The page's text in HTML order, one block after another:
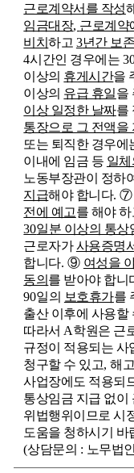
근로계약서를 작성
임금대장, 근로계약
비치하고 3년간 보
4시간인 경우에는
이상의 휴게시간을
이상의 유급 휴일을
이상 일정한 날짜를
통장으로 그 전액을
또는 퇴직한 경우에
이내에 임금 등 일
노동부장관이 정하
지급해야 합니다.⑦
전에 예고를 해야 하
30일분 이상의 통상
근로자가사용증명
합니다. ⑨ 여성을
동의 를 받아야 합니
90일의 보호휴가를
출산 이후에 사용할
따라서A학원은 근
규정이 적용되는 사
청구할 수 있고,해
사업장에도 적용되
통상임금 지급 없이
위법행위이므로 시
도움을 청하시기 바
(상담문의 : 노무법